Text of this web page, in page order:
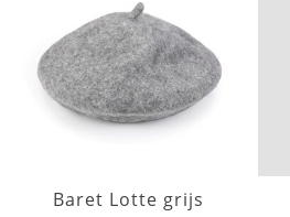
Baret Lotte grijs